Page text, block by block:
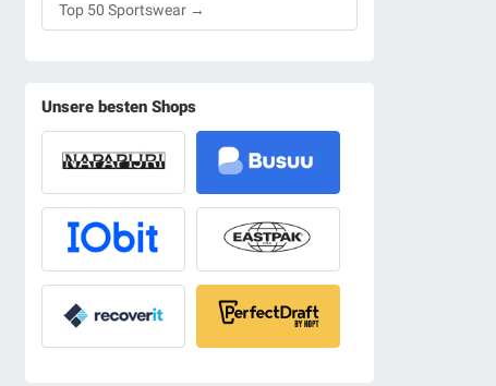
Top 50 Sportswear →
Unsere besten Shops